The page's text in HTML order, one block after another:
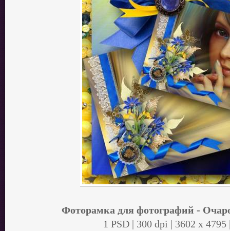
Фоторамка для фотографий -
1 PSD | 300 dpi | 3602 x